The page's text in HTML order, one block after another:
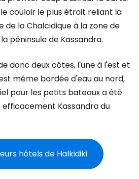
couloir le plus étroit reliant la
de la Chalcidique à la zone de
péninsule de Kassandra.
donc deux côtes, l'une à l'est et
même bordée d'eau au nord,
pour les petits bateaux a été
Kassandra du
hôtels de Halkidiki